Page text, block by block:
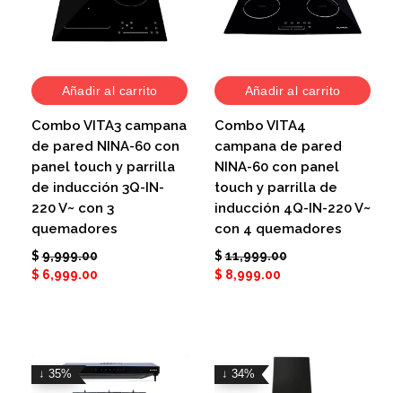
Añadir al carrito
Combo VITA3 campana
de pared NINA-60 con
panel touch y parrilla
de inducción 3Q-IN-
220 V~ con 3
quemadores
$ 9,999.00
$ 6,999.00
Añadir al carrito
Combo VITA4
campana de pared
NINA-60 con panel
touch y parrilla de
inducción 4Q-IN-220 V~
con 4 quemadores
$ 11,999.00
$ 8,999.00
↓ 35% ↓ 34%